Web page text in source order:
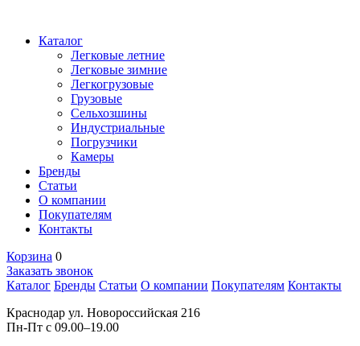
Каталог
Легковые летние
Легковые зимние
Легкогрузовые
Грузовые
Сельхозшины
Индустриальные
Погрузчики
Камеры
Бренды
Статьи
О компании
Покупателям
Контакты
Корзина 0
Заказать звонок
Каталог Бренды Статьи О компании Покупателям Контакты
Краснодар ул. Новороссийская 216
Пн-Пт с 09.00–19.00